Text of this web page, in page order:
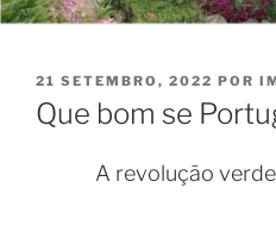
PUBLICADO
EM
21 SETEMBRO, 2022 POR
Que bom se
A revolução